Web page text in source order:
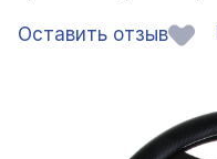
Оставить отзыв